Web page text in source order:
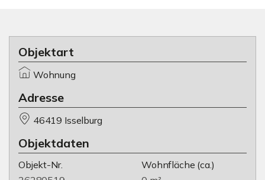
Objektart
Wohnung
Adresse
46419 Isselburg
Objektdaten
Objekt-Nr.
Wohnfläche (ca.)